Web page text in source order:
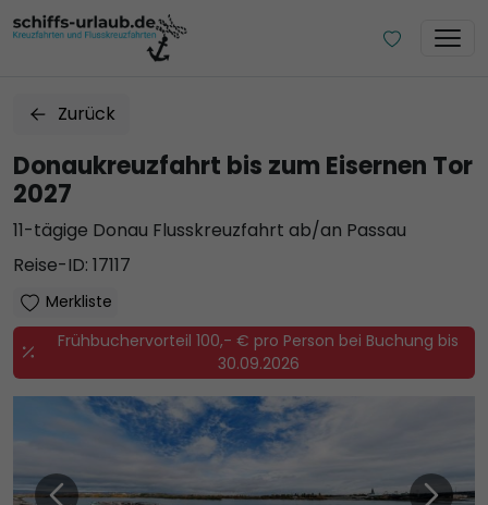
Zurück
Donaukreuzfahrt bis zum Eisernen Tor
2027
11-tägige Donau Flusskreuzfahrt ab/an Passau
Reise-ID: 17117
Merkliste
Frühbuchervorteil 100,- € pro Person bei Buchung bis
30.09.2026